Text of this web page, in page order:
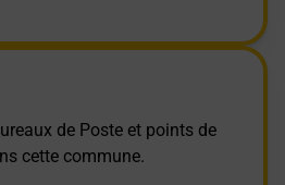
de Poste et points de
cette commune.